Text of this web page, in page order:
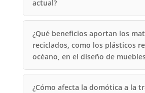
actual?
¿Qué beneficios aportan los
reciclados, como los plásticos
océano, en el diseño de
¿Cómo afecta la domótica a la